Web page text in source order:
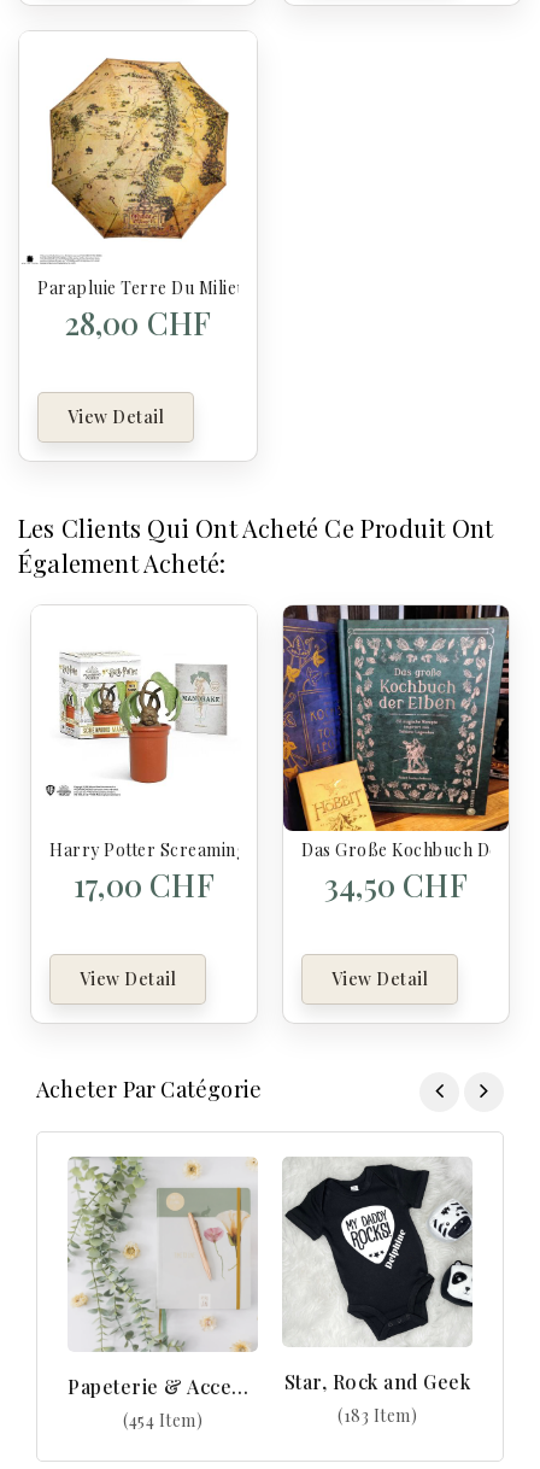
Parapluie Terre Du Milieu - Seigneur Des Anneaux
28,00 CHF
View Detail
Les Clients Qui Ont Acheté Ce Produit Ont
Également Acheté:
Harry Potter Screaming Mandrake
17,00 CHF
View Detail
Das Große Kochbuch Der
34,50 CHF
View Detail
Acheter Par Catégorie
Papeterie & Accessoires
(454 Item)
Star, Rock and Geek
(183 Item)